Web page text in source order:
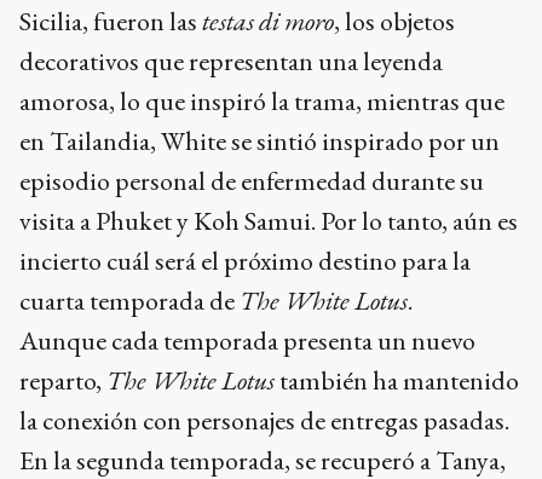
Sicilia, fueron lastestas di moro, los objetos
decorativos que representan una leyenda
amorosa, lo que inspiró la trama, mientras que
en Tailandia, White se sintió inspirado por un
episodio personal de enfermedad durante su
visita a Phuket y Koh Samui. Por lo tanto, aún es
incierto cuál será el próximo destino para la
cuarta temporada de The White Lotus.
Aunque cada temporada presenta un nuevo
reparto, The White Lotustambién ha mantenido
la conexión con personajes de entregas pasadas.
En la segunda temporada, se recuperó a Tanya,